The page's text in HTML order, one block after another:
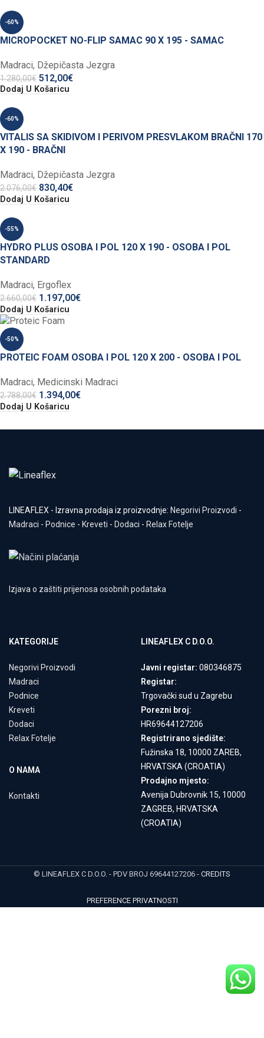
-60%
MICROPOCKET NO-FLIP SAMAC 90 X 195 - SAMAC
Madraci, Džepičasta Jezgra
1.280,00€ 512,00€
Dodaj U Košaricu
-60%
VITALIS SA SKIDIVOM I PERIVOM PRESVLAKOM BRAČNI 170
X 190 - BRAČNI
Madraci, Džepičasta Jezgra
2.076,00€ 830,40€
Dodaj U Košaricu
-55%
HYDRO PLUS OSOBA I POL 120 X 190 - OSOBA I POL
STANDARD
Madraci, Ergoflex
2.660,00€ 1.197,00€
Dodaj U Košaricu
-50%
PROTEIC FOAM OSOBA I POL 120 X 200 - OSOBA I POL
Madraci, Medicinski Madraci
2.788,00€ 1.394,00€
Dodaj U Košaricu
LINEAFLEX - Izravna prodaja iz proizvodnje: Negorivi Proizvodi -
Madraci - Podnice - Kreveti - Dodaci - Relax Fotelje
Izjava o zaštiti prijenosa osobnih podataka
KATEGORIJE
Negorivi Proizvodi
Madraci
Podnice
Kreveti
Dodaci
Relax Fotelje
O NAMA
Kontakti
LINEAFLEX C D.O.O.
Javni registar: 080346875
Registar:
Trgovački sud u Zagrebu
Porezni broj:
HR69644127206
Registrirano sjedište:
Fužinska 18, 10000 ZAREB,
HRVATSKA (CROATIA)
Prodajno mjesto:
Avenija Dubrovnik 15, 10000
ZAGREB, HRVATSKA
(CROATIA)
© LINEAFLEX C D.O.O. - PDV BROJ 69644127206 - CREDITS
PREFERENCE PRIVATNOSTI